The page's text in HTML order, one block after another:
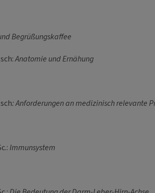
Begrüßungskaffee
Anatomie und Ernähung
: Anforderungen an medizinisch relevante
Immunsystem